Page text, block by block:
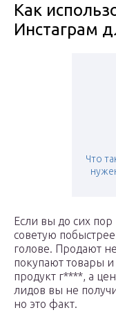
Как
Инстаграм
Что
Если вы до сих
советую побыстрее
голове. Продают
покупают товары
продукт г****, а
лидов вы не
но это факт.